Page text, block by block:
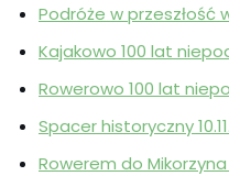
Podróże w przeszłość w
Kajakowo 100 lat
Rowerowo 100 lat
Spacer historyczny
Rowerem do Mikorzyna